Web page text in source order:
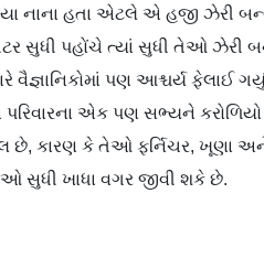
નાના હતા એટલે એ હજી ઝેરી
સુધી પહોંચે ત્યાં સુધી તેઓ
વૈજ્ઞાનિકોમાં પણ આશ્ચર્ય
એક પણ સભ્યને કરોળિયો
છે, કારણ કે તેઓ ફર્નિચર, ખૂણા
સુધી ખાધા વગર જીવી શકે છે.